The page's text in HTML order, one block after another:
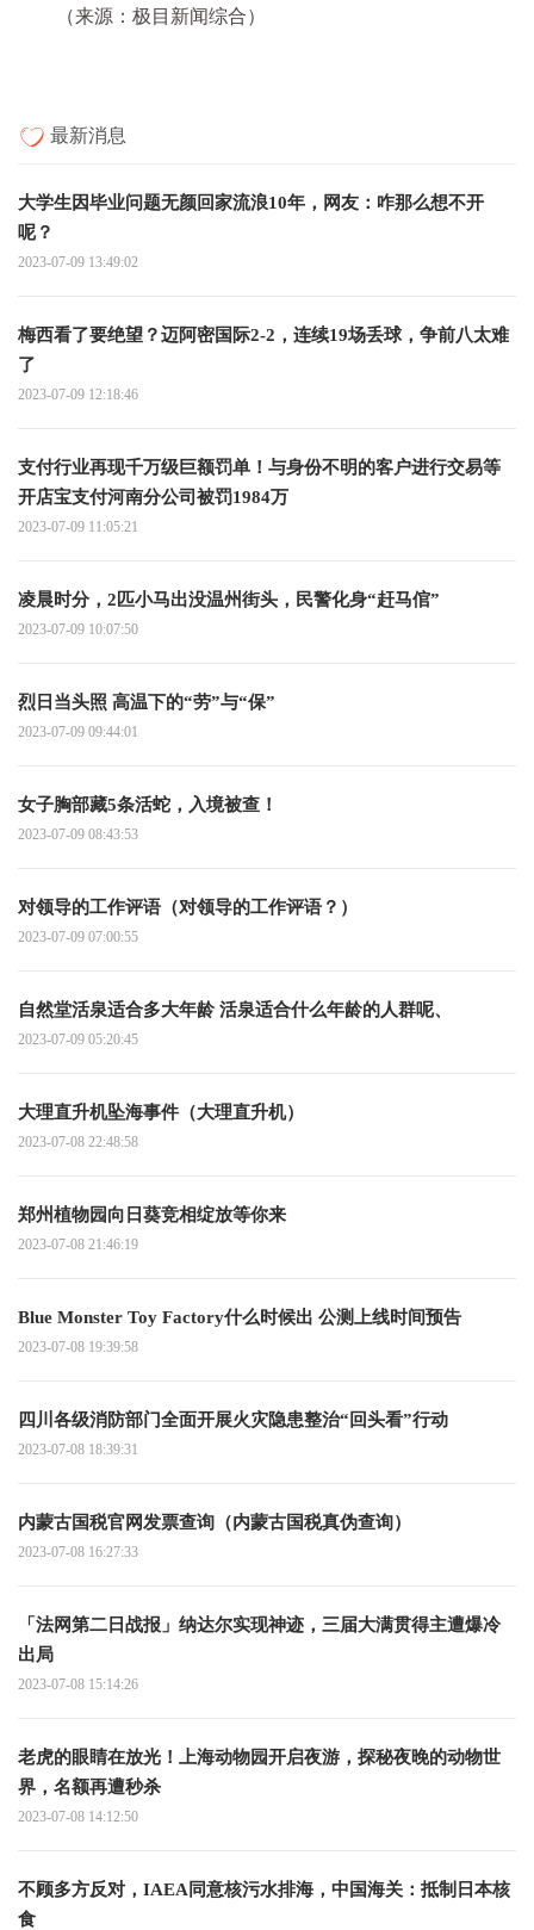
（来源：极目新闻综合）
最新消息
大学生因毕业问题无颜回家流浪10年，网友：咋那么想不开
呢？
2023-07-09 13:49:02
梅西看了要绝望？迈阿密国际2-2，连续19场丢球，争前八太难
了
2023-07-09 12:18:46
支付行业再现千万级巨额罚单！与身份不明的客户进行交易等
开店宝支付河南分公司被罚1984万
2023-07-09 11:05:21
凌晨时分，2匹小马出没温州街头，民警化身“赶马倌”
2023-07-09 10:07:50
烈日当头照 高温下的“劳”与“保”
2023-07-09 09:44:01
女子胸部藏5条活蛇，入境被查！
2023-07-09 08:43:53
对领导的工作评语（对领导的工作评语？）
2023-07-09 07:00:55
自然堂活泉适合多大年龄 活泉适合什么年龄的人群呢、
2023-07-09 05:20:45
大理直升机坠海事件（大理直升机）
2023-07-08 22:48:58
郑州植物园向日葵竞相绽放等你来
2023-07-08 21:46:19
Blue Monster Toy Factory什么时候出 公测上线时间预告
2023-07-08 19:39:58
四川各级消防部门全面开展火灾隐患整治“回头看”行动
2023-07-08 18:39:31
内蒙古国税官网发票查询（内蒙古国税真伪查询）
2023-07-08 16:27:33
「法网第二日战报」纳达尔实现神迹，三届大满贯得主遭爆冷
出局
2023-07-08 15:14:26
老虎的眼睛在放光！上海动物园开启夜游，探秘夜晚的动物世
界，名额再遭秒杀
2023-07-08 14:12:50
不顾多方反对，IAEA同意核污水排海，中国海关：抵制日本核
食